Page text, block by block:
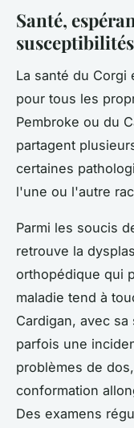
Santé,
susceptibilités
La santé du Corgi
pour tous les
Pembroke ou du
partagent
certaines
l'une ou l'autre
Parmi les soucis
retrouve la
orthopédique qui
maladie tend à
Cardigan, avec
parfois une
problèmes de
conformation
Des examens